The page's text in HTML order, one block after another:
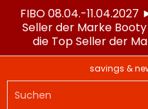
Zum Hauptinhalt springen
FIBO 08.04.-
Seller der Marke
die Top Seller der
LAGERWAREsavings &